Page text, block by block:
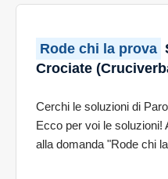
Rode chi la prova
Crociate
Cerchi le soluzioni di
Ecco per voi le soluzioni!
alla domanda "Rode chi